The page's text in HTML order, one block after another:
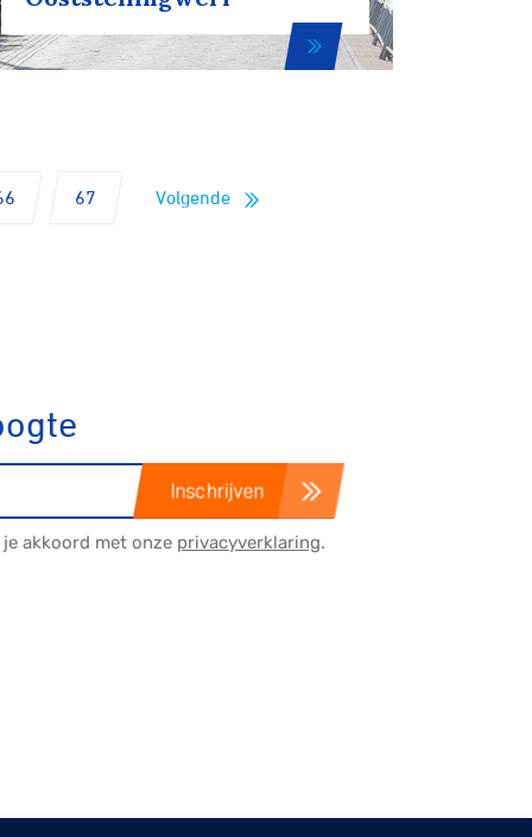
67 Volgende
Inschrijven
akkoord met onze privacyverklaring.